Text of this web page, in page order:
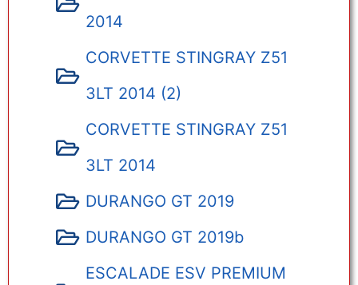
2014
CORVETTE STINGRAY Z51
3LT 2014 (2)
CORVETTE STINGRAY Z51
3LT 2014
DURANGO GT 2019
DURANGO GT 2019b
ESCALADE ESV PREMIUM